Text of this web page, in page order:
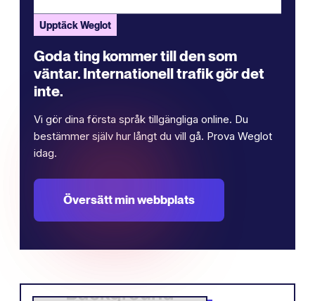
Upptäck Weglot
Goda ting kommer till den som
väntar. Internationell trafik gör det
inte.
Vi gör dina första språk tillgängliga online. Du
bestämmer själv hur långt du vill gå. Prova Weglot
idag.
Översätt min webbplats